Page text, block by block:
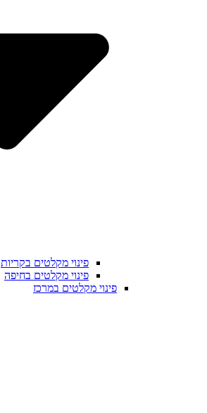
פינוי מקלטים בקריות
פינוי מקלטים בחיפה
פינוי מקלטים במרכז